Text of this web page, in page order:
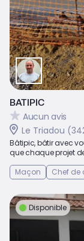
BATIPIC
Aucun avis
Le Triadou
Bâtipic, bâtir avec
que chaque projet
Maçon
Chef de
Disponible